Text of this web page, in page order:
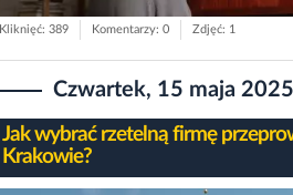
Kliknięć: 389 Komentarzy: 0 Zdjęć: 1
Czwartek, 15 maja 2025
Jak wybrać rzetelną firmę
Krakowie?